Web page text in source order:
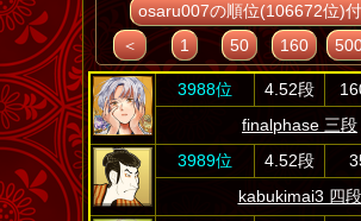
osaru007の順位(106672位)
＜
1 50 160
3988位 4.52段
finalphase 三段
3989位
4.52段
kabukimai3 四段